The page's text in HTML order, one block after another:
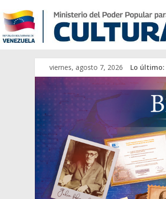
viernes, agosto 7, 2026 Lo último: